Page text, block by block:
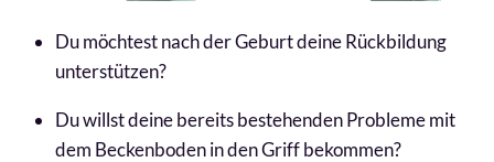
Du möchtest nach der Geburt deine Rückbildung
unterstützen?
Du willst deine bereits bestehenden Probleme mit
dem Beckenboden in den Griff bekommen?